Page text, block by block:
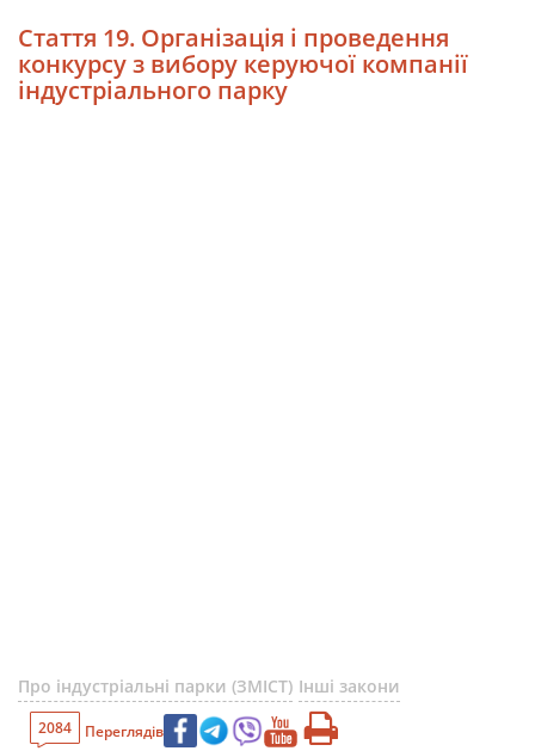
Стаття 19. Організація і проведення
конкурсу з вибору керуючої компанії
індустріального парку
Про індустріальні парки (ЗМІСТ) Інші закони
2084 Переглядів